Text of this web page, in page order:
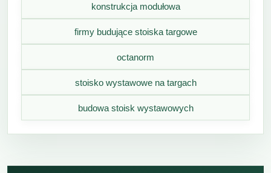
konstrukcja modułowa
firmy budujące stoiska targowe
octanorm
stoisko wystawowe na targach
budowa stoisk wystawowych